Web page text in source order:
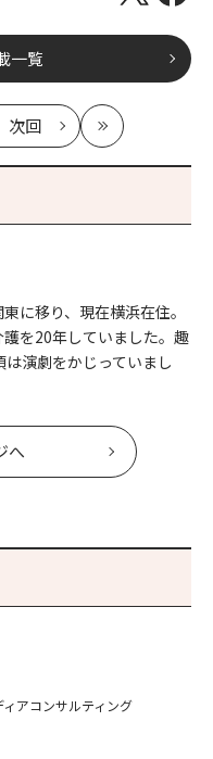
一覧
次回
記
最
新
に移り、現在横浜在住。
を20年していました。趣
演劇をかじっていまし
へ
アコンサルティング